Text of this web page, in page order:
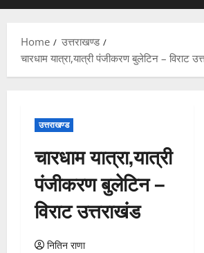
Home
उत्तराखण्ड
चारधाम यात्रा,यात्री पंजीकरण बुलेटिन – विराट
उत्तराखण्ड
चारधाम यात्रा,यात्री
पंजीकरण बुलेटिन –
विराट उत्तराखंड
नितिन राणा